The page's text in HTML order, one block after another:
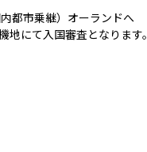
都市乗継）オーランドへ
にて入国審査となります。